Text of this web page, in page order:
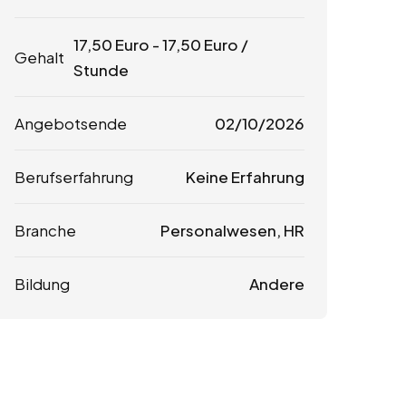
Gehalt
17,50 Euro -17,50 Euro /
Stunde
Angebotsende 02/10/2026
Berufserfahrung Keine Erfahrung
Branche Personalwesen, HR
Bildung Andere